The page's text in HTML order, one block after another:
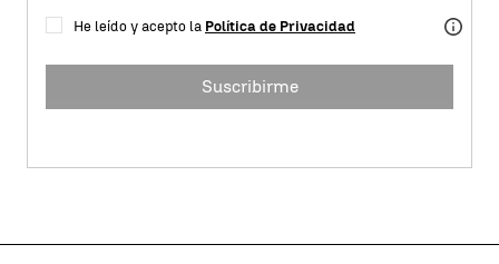
He leído y acepto la Política de Privacidad
Suscribirme